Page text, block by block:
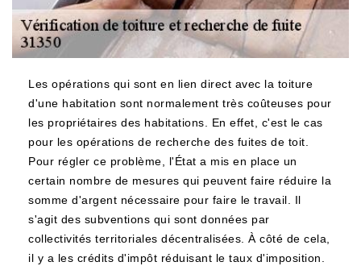
Les opérations qui sont en lien direct avec la toiture
d'une habitation sont normalement très coûteuses pour
les propriétaires des habitations. En effet, c'est le cas
pour les opérations de recherche des fuites de toit.
Pour régler ce problème, l'État a mis en place un
certain nombre de mesures qui peuvent faire réduire la
somme d'argent nécessaire pour faire le travail. Il
s'agit des subventions qui sont données par
collectivités territoriales décentralisées. À côté de cela,
il y a les crédits d'impôt réduisant le taux d'imposition.